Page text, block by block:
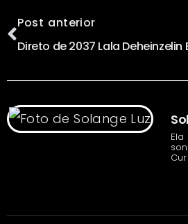
Post anterior